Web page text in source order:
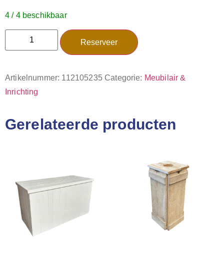
4 / 4 beschikbaar
Reserveer
Artikelnummer: 112105235 Categorie: Meubilair &
Inrichting
Gerelateerde producten